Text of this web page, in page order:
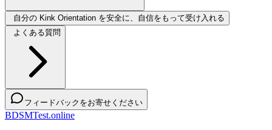
自分の Kink Orientation を安全に、自信をもって受け入れる
よくある質問
フィードバックをお寄せください
BDSMTest.online